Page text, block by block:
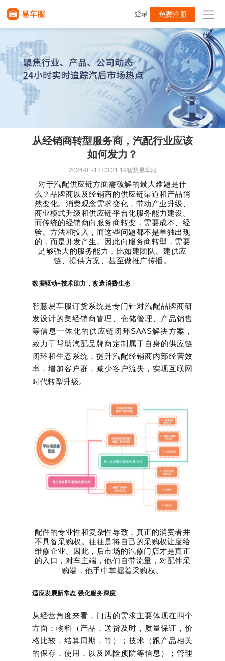
登录 免费注册
从经销商转型服务商，汽配行业应该
如何发力？
2024-01-13 03:31:19智慧易车服
对于汽配供应链方面需破解的最大难题是什
么？ 品牌商以及经销商的供应链渠道和产品悄
然变化。 消费观念需求变化，带动产业升级、
商业模式升级和供应链平台化服务能力建设。
而传统的经销商向服务商转变，需要成本、经
验、方法和投入，而这些问题都不是单独出现
的，而是并发产生。 因此向服务商转型，需要
足够强大的服务能力，比如建团队、建供应
链、提供方案、甚至做推广传播。
数据驱动+技术助力，改造消费生态
智慧易车服订货系统是专门针对汽配品牌商研
发设计的集经销商管理、仓储管理、产品销售
等信息一体化的供应链闭环SAAS解决方案，
致力于帮助汽配品牌商定制属于自身的供应链
闭环和生态系统，提升汽配经销商内部经营效
率，增加客户群，减少客户流失，实现互联网
时代转型升级。
配件的专业性和复杂性导致，真正的消费者并
不具备采购权。往往是将自己的采购权让度给
维修企业。 因此，后市场的汽修门店才是真正
的入口，对车主端，他们自带流量，对配件采
购端，他手中掌握着采购权。
适应发展新常态 强化服务深度
从经营角度来看，门店的需求主要体现在四个
方面：物料（产品，送货及时，质量保证，价
格比较，结算周期，等）； 技术（跟产品相关
的保存，使用，以及风险预防等信息）； 管理